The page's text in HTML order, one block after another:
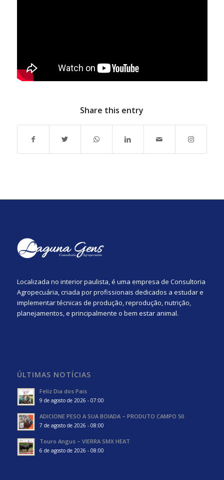
Share this entry
Localizada no interior paulista, é uma empresa de Consultoria
Agropecuária, criada por profissionais dedicados a estudar e
implementar técnicas de produção, reprodução, nutrição,
planejamentos, e principalmente o bem estar animal.
ÚLTIMAS NOTÍCIAS
Feliz Dia dos Pais
9 de agosto de 2026 - 07:00
ADICIONE PESO A SUA BOIADA – PRODUTO CAMPO 50
7 de agosto de 2026 - 08:00
Touro Angus – VIERRA SMX HEAT
6 de agosto de 2026 - 08:00